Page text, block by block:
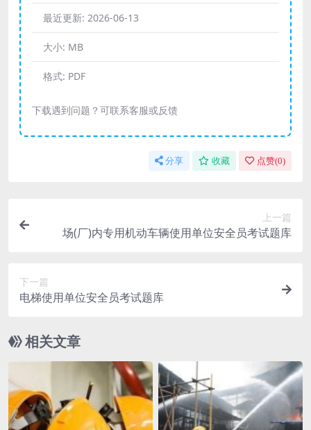
最近更新: 2026-06-13
大小: MB
格式: PDF
下载遇到问题？可联系客服或反馈
分享 收藏 点赞(0)
上一篇
场(厂)内专用机动车辆使用单位安全员考试题库
下一篇
电梯使用单位安全员考试题库
相关文章